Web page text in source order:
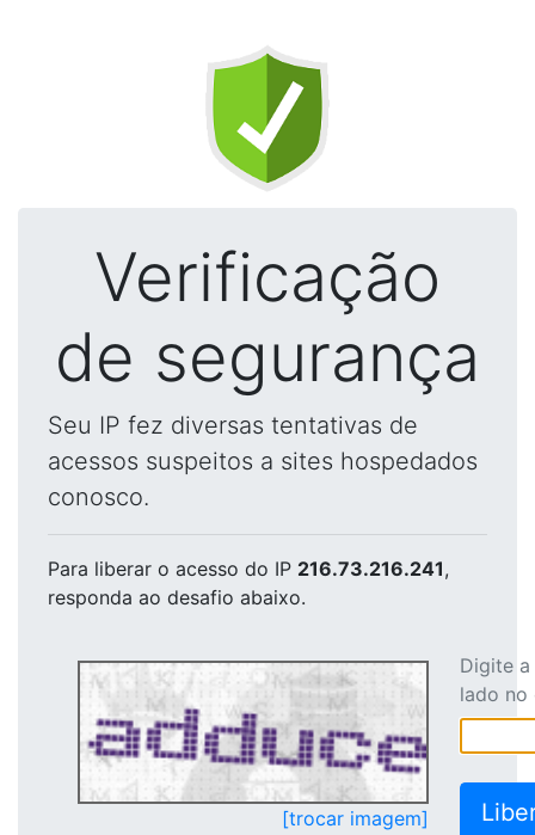
Verificação
de segurança
Seu IP fez diversas tentativas de
acessos suspeitos a sites hospedados
conosco.
Para liberar o acesso do IP 216.73.216.241,
responda ao desafio abaixo.
[trocar imagem]
Digite
lado no